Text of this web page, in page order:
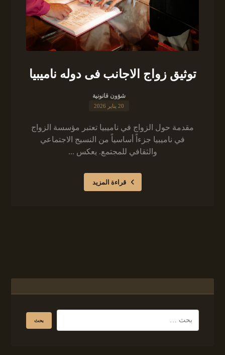
توثيق زواج الاجانب فى دوله ناميبيا
شؤون قانونية
20 يناير 2026
مقدمة حول الزواج في ناميبيا تعتبر مؤسسة الزواج
في ناميبيا جزءاً أساسياً من النسيج الاجتماعي
والثقافي للمجتمع. يعكس ...
قراءة المزيد